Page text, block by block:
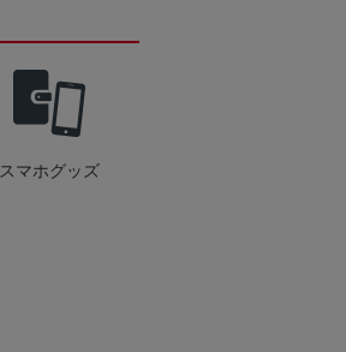
スマホグッズ